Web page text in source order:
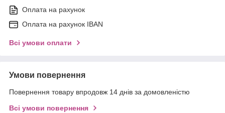
Оплата на рахунок
Оплата на рахунок IBAN
Всі умови оплати
Умови повернення
Повернення товару впродовж 14 днів за домовленістю
Всі умови повернення